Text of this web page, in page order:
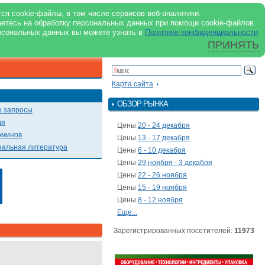
cookie-файлы, в том числе сервисов веб-аналитики.
на обработку персональных данных при помощи cookie-файлов.
данных вы можете узнать в Политике конфиденциальности
ПРИНЯТЬ
support@milkbranch.ru
О портале
Реклама в журнале
Реклама на портале
Архив номеров
запросы
литература
Карта сайта
ОБЗОР РЫНКА
Цены 20 - 24 декабря
Цены 13 - 17 декабря
Цены 6 - 10 декабря
Цены 29 ноября - 3 декабря
Цены 22 - 26 ноября
Цены 15 - 19 ноября
Цены 8 - 12 ноября
Еще...
Зарегистрированных посетителей: 11973